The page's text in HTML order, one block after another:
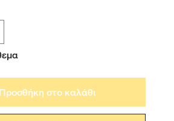
Προσθήκη στο καλάθι